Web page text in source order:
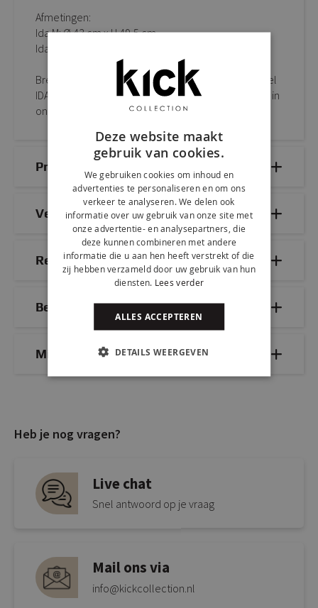
Afmetingen:
Ida M: Ø 43 cm x H 49,5 cm
Ida L: Ø 63,5 cm x H 35,5 cm
Breng een vleugje design in huis met KICK bijzettafel
IDA. Shop haar eenvoudig online of bewonder haar in
onze showroom!
Productdetails
Veelgestelde vragen
Reviews
Bezorg- & retourinformatie
Mix & Match
Heb je nog vragen?
Live chat
Snel antwoord op je vraag
Mail ons via
info@kickcollection.nl
Deze website maakt
gebruik van cookies.
We gebruiken cookies om inhoud en
advertenties te personaliseren en om ons
verkeer te analyseren. We delen ook
informatie over uw gebruik van onze site met
onze advertentie- en analysepartners, die
deze kunnen combineren met andere
informatie die u aan hen heeft verstrekt of die
zij hebben verzameld door uw gebruik van hun
diensten. Lees verder
ALLES ACCEPTEREN
DETAILS WEERGEVEN